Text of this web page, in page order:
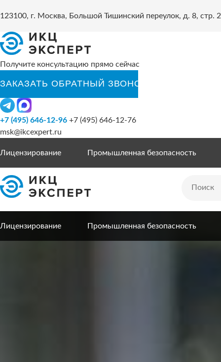
123100, г. Москва, Большой Тишинский переулок, д. 8, стр. 2
Получите консультацию прямо сейчас
+7 (495) 646-12-96 +7 (495) 646-12-76
msk@ikcexpert.ru
Лицензирование Промышленная безопасность
Лицензирование Промышленная безопасность